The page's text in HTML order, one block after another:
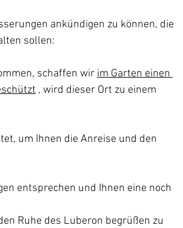
ankündigen zu können, die
sollen:
schaffen wir im Garten einen
, wird dieser Ort zu einem
um Ihnen die Anreise und den
entsprechen und Ihnen eine noch
Ruhe des Luberon begrüßen zu